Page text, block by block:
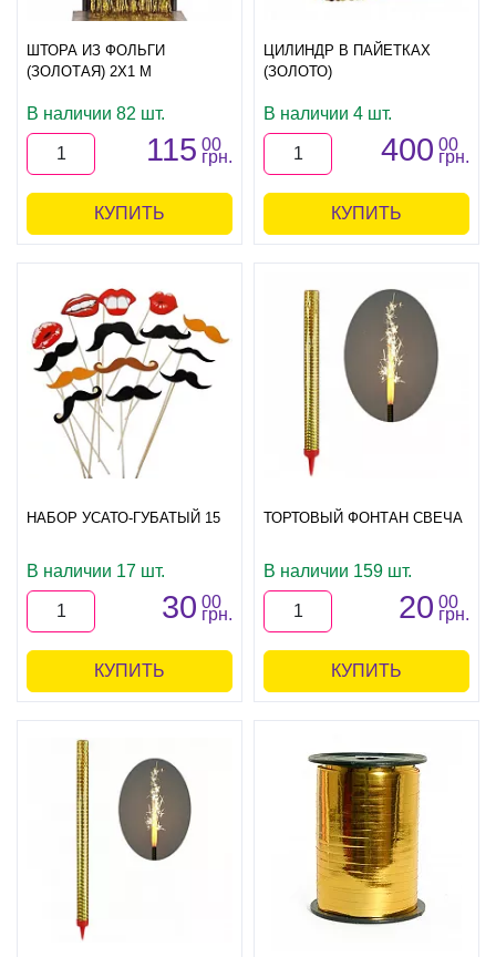
ШТОРА ИЗ ФОЛЬГИ
(ЗОЛОТАЯ) 2Х1 М
В наличии 82 шт.
115 00
грн.
КУПИТЬ
ЦИЛИНДР В ПАЙЕТКАХ
(ЗОЛОТО)
В наличии 4 шт.
400 00
грн.
КУПИТЬ
НАБОР УСАТО-ГУБАТЫЙ 15
В наличии 17 шт.
30 00
грн.
КУПИТЬ
ТОРТОВЫЙ ФОНТАН СВЕЧА
В наличии 159 шт.
20 00
грн.
КУПИТЬ